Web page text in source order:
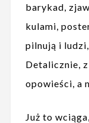
barykad,
kulami,
pilnują i
Detalicznie,
opowieści, a
Już to